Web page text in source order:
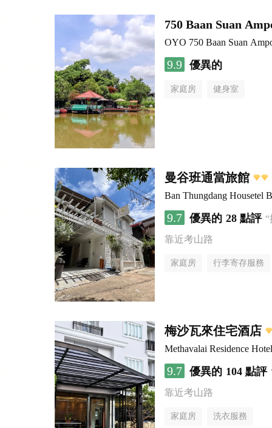
750 Baan Suan
OYO 750 Baan Suan
9.9 優異的
家庭房 健身室
曼谷班通當旅館
Ban Thungdang Housetel
9.7 優異的 28 點評
靠近考山路
家庭房 行李寄存服務
梅沙瓦來住宅酒店
Methavalai Residence Hotel
9.7 優異的 104 點評
靠近考山路
家庭房 洗衣服務